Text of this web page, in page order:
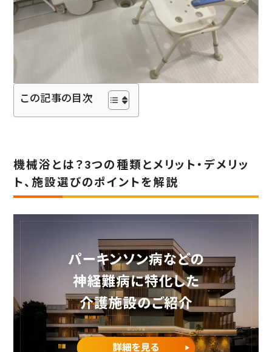
不動産・相続のサポート（外部サ
ービス）
スーパー・コートの特徴
ホスピタリティ
安心の医療体制
認知症ケア
おいしい食事・水・空気
イベント・アクティビティ
スーパー・コートについて
スーパー・コートとは
スーパーコートのサービス
パーキンソン病専門施設とは
NEWS・INFORMATION
お知らせ・公開情報
この記事の目次
機械浴とは？3つの種類とメリット・デメリッ
ト、施設選びのポイントを解説